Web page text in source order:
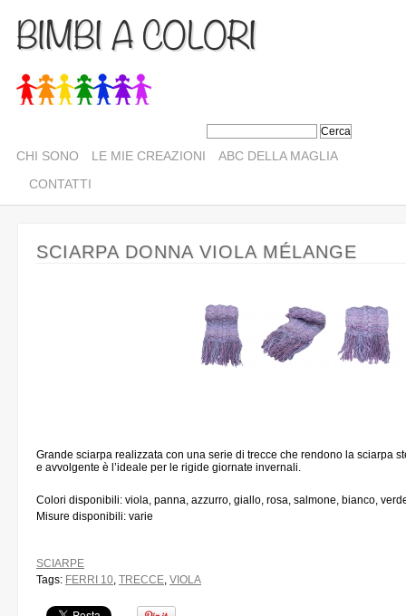
BIMBI A COLORI
CHI SONO LE MIE CREAZIONI
ABC DELLA MAGLIA
CONTATTI
SCIARPA DONNA VIOLA MÉLANGE
Grande sciarpa realizzata con una serie di trecce che rendono la sciarpa
e avvolgente è l’ideale per le rigide giornate invernali.
Colori disponibili: viola, panna, azzurro, giallo, rosa, salmone, bianco,
Misure disponibili: varie
SCIARPE
Tags: FERRI 10, TRECCE, VIOLA